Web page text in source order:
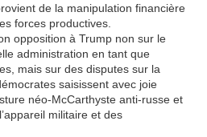
de la manipulation financière
forces productives.
opposition à Trump non sur le
administration en tant que
mais sur des disputes sur la
saisissent avec joie
néo-McCarthyste anti-russe et
militaire et des